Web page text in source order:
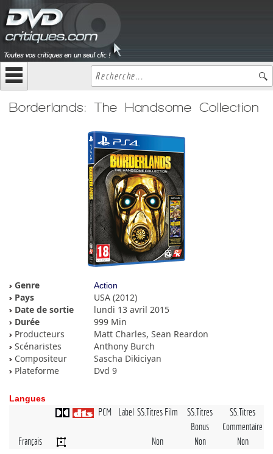
Borderlands: The Handsome Collection
Genre Action
Pays
USA (2012)
Date de sortie
lundi 13 avril 2015
Durée
999 Min
Producteurs
Matt Charles, Sean Reardon
Scénaristes
Anthony Burch
Compositeur
Sascha Dikiciyan
Plateforme
Dvd 9
Langues
PCM Label SS.Titres Film
SS.Titres
Bonus
SS.Titres
Commentaire
Français
Non Non Non